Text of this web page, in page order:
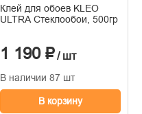
Клей для обоев KLEO
ULTRA Стеклообои, 500гр
1 190 ₽/ шт
В наличии 87 шт
В корзину